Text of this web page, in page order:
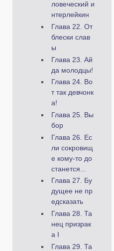
ловеческий и
нтерлейкин
Глава 22. От
блески слав
ы
Глава 23. Ай
да молодцы!
Глава 24. Во
т так девчонк
а!
Глава 25. Вы
бор
Глава 26. Ес
ли сокровищ
е кому-то до
станется...
Глава 27. Бу
дущее не пр
едсказать
Глава 28. Та
нец призрак
а I
Глава 29. Та